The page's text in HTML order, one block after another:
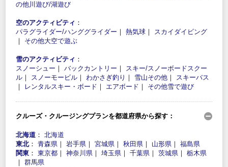
の他川遊び/湖遊び
空のアクティビティ ：
パラグライダー/ハンググライダー ｜ 熱気球 ｜ スカイダイビング
｜ その他大空で遊ぶ
雪のアクティビティ ：
スノーシュー ｜ バックカントリー ｜ スキー/スノーボードスクー
ル ｜ スノーモービル ｜ わかさぎ釣り ｜ 雪山その他 ｜ スキーバス
｜
レンタルスキー・ボード ｜ エアボード ｜ その他雪で遊び
クルーズ・クルージングプランを都道府県から探す：
北海道 ： 北海道
東北： 青森県 ｜ 岩手県 ｜ 宮城県 ｜ 秋田県 ｜ 山形県 ｜ 福島県
関東 ： 東京都 ｜ 神奈川県 ｜ 埼玉県 ｜ 千葉県 ｜ 茨城県 ｜ 栃木県
｜ 群馬県